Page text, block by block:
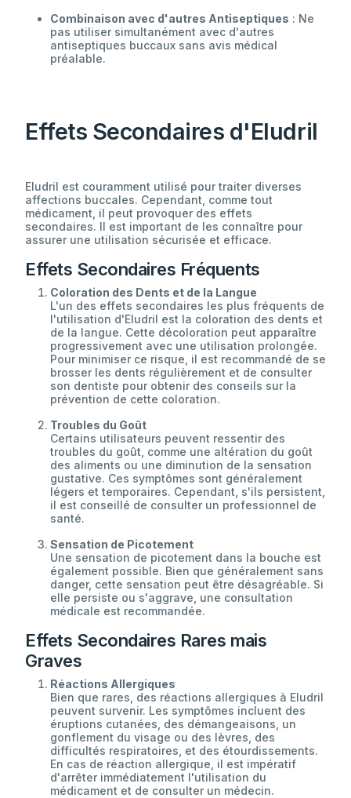
Combinaison avec d'autres Antiseptiques : Ne
pas utiliser simultanément avec d'autres
antiseptiques buccaux sans avis médical
préalable.
Effets Secondaires d'Eludril
Eludril est couramment utilisé pour traiter diverses
affections buccales. Cependant, comme tout
médicament, il peut provoquer des effets
secondaires. Il est important de les connaître pour
assurer une utilisation sécurisée et efficace.
Effets Secondaires Fréquents
Coloration des Dents et de la Langue
L'un des effets secondaires les plus fréquents de
l'utilisation d'Eludril est la coloration des dents et
de la langue. Cette décoloration peut apparaître
progressivement avec une utilisation prolongée.
Pour minimiser ce risque, il est recommandé de se
brosser les dents régulièrement et de consulter
son dentiste pour obtenir des conseils sur la
prévention de cette coloration.
Troubles du Goût
Certains utilisateurs peuvent ressentir des
troubles du goût, comme une altération du goût
des aliments ou une diminution de la sensation
gustative. Ces symptômes sont généralement
légers et temporaires. Cependant, s'ils persistent,
il est conseillé de consulter un professionnel de
santé.
Sensation de Picotement
Une sensation de picotement dans la bouche est
également possible. Bien que généralement sans
danger, cette sensation peut être désagréable. Si
elle persiste ou s'aggrave, une consultation
médicale est recommandée.
Effets Secondaires Rares mais
Graves
Réactions Allergiques
Bien que rares, des réactions allergiques à Eludril
peuvent survenir. Les symptômes incluent des
éruptions cutanées, des démangeaisons, un
gonflement du visage ou des lèvres, des
difficultés respiratoires, et des étourdissements.
En cas de réaction allergique, il est impératif
d'arrêter immédiatement l'utilisation du
médicament et de consulter un médecin.